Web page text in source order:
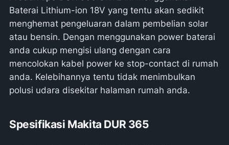
Baterai Lithium-ion 18V yang tentu akan sedikit
menghemat pengeluaran dalam pembelian solar
atau bensin. Dengan menggunakan power baterai
anda cukup mengisi ulang dengan cara
mencolokan kabel power ke stop-contact di rumah
anda. Kelebihannya tentu tidak menimbulkan
polusi udara disekitar halaman rumah anda.
Spesifikasi Makita DUR 365